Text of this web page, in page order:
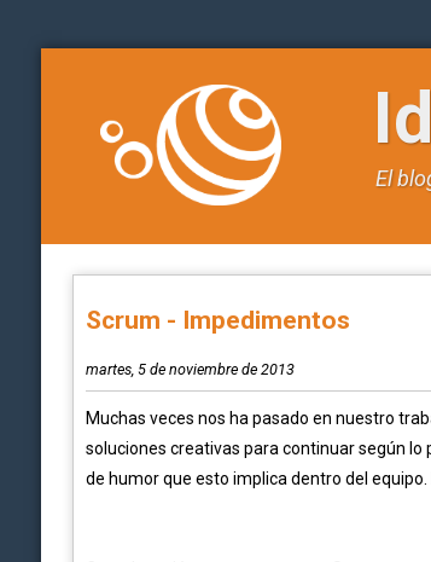
El
Scrum - Impedimentos
martes, 5 de noviembre de 2013
Muchas veces nos ha pasado en nuestro
soluciones creativas para continuar según
de humor que esto implica dentro del